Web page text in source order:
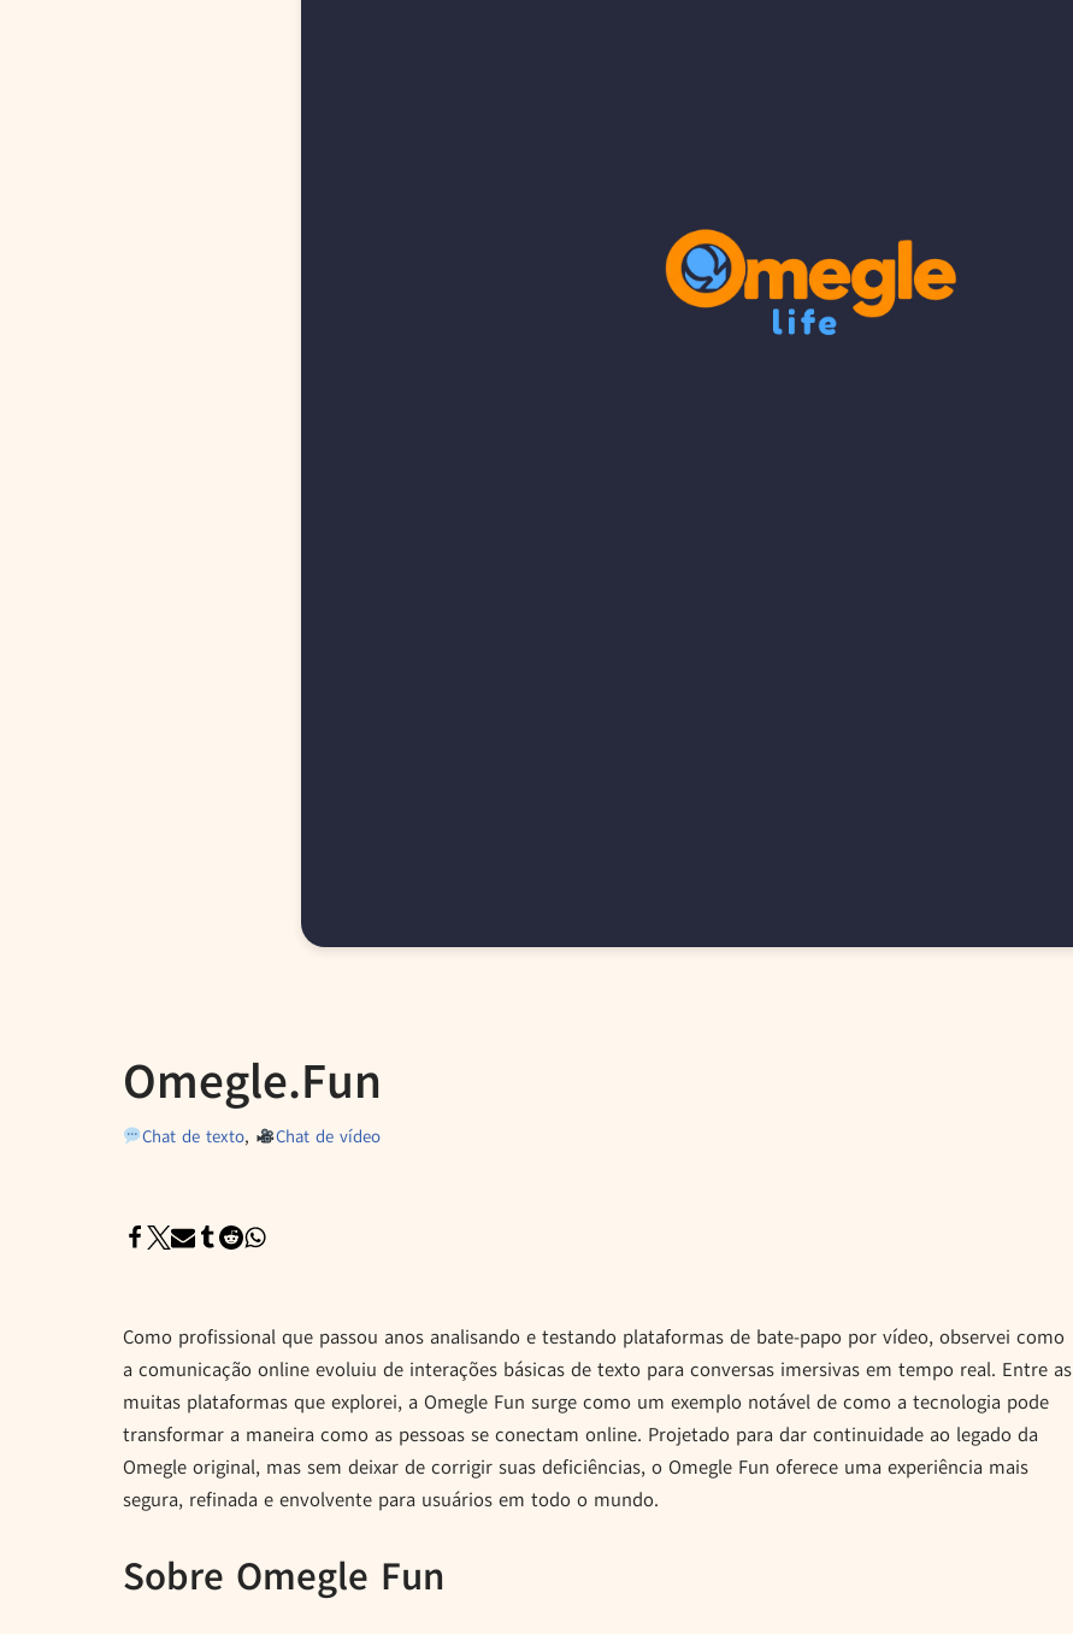
Omegle.Fun
Chat de texto, Chat de vídeo
Como profissional que passou anos analisando e testando plataformas de bate-papo por vídeo, observei como
a comunicação online evoluiu de interações básicas de texto para conversas imersivas em tempo real. Entre as
muitas plataformas que explorei, a Omegle Fun surge como um exemplo notável de como a tecnologia pode
transformar a maneira como as pessoas se conectam online. Projetado para dar continuidade ao legado da
Omegle original, mas sem deixar de corrigir suas deficiências, o Omegle Fun oferece uma experiência mais
segura, refinada e envolvente para usuários em todo o mundo.
Sobre Omegle Fun